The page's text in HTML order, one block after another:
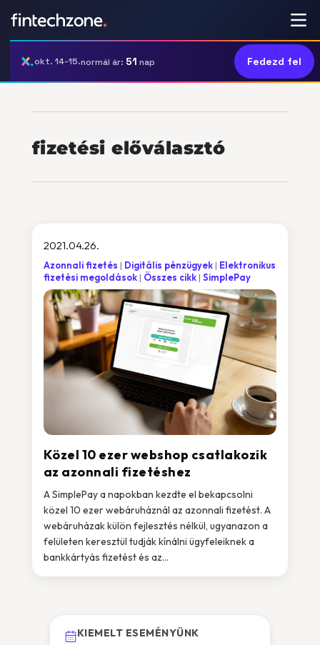
okt. 14-15.normál ár: 51 nap Fedezd fel
fizetési előválasztó
Közel 10 ezer webshop csatlakozik
az azonnali fizetéshez
2021.04.26.
Azonnali fizetés Digitális pénzügyek
Elektronikus
fizetési megoldások
Összes cikk SimplePay
A SimplePay a napokban kezdte el bekapcsolni
közel 10 ezer webáruháznál az azonnali fizetést. A
webáruházak külön fejlesztés nélkül, ugyanazon a
felületen keresztül tudják kínálni ügyfeleiknek a
bankkártyás fizetést és az...
KIEMELT ESEMÉNYÜNK